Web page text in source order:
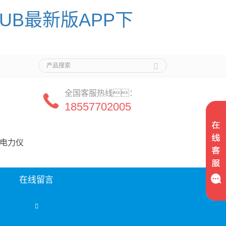
最新版APP下
力仪
全国客服热线：
18557702005
在线留言